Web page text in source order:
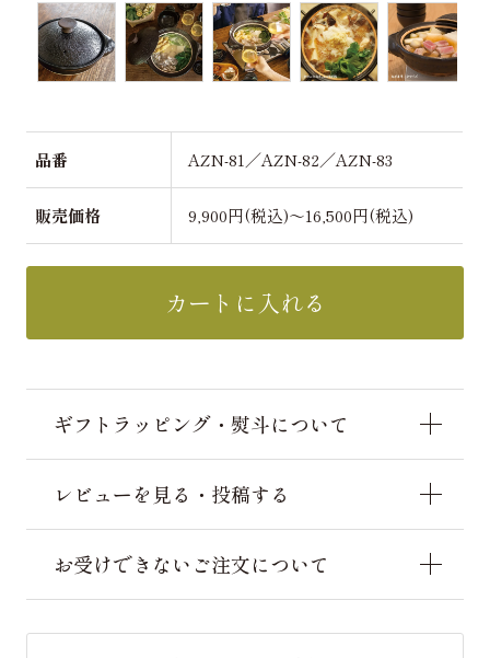
品番 AZN-81／AZN-82／AZN-83
販売価格 9,900円(税込)～16,500円(税込)
カートに入れる
ギフトラッピング・熨斗について
レビューを見る・投稿する
お受けできないご注文について